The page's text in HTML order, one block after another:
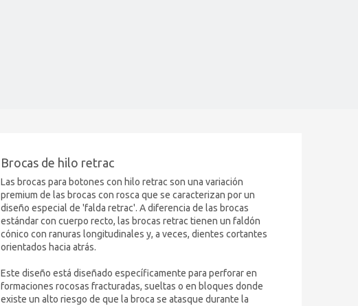
Brocas de hilo retrac
Las brocas para botones con hilo retrac son una variación
premium de las brocas con rosca que se caracterizan por un
diseño especial de 'falda retrac'. A diferencia de las brocas
estándar con cuerpo recto, las brocas retrac tienen un faldón
cónico con ranuras longitudinales y, a veces, dientes cortantes
orientados hacia atrás.
Este diseño está diseñado específicamente para perforar en
formaciones rocosas fracturadas, sueltas o en bloques donde
existe un alto riesgo de que la broca se atasque durante la